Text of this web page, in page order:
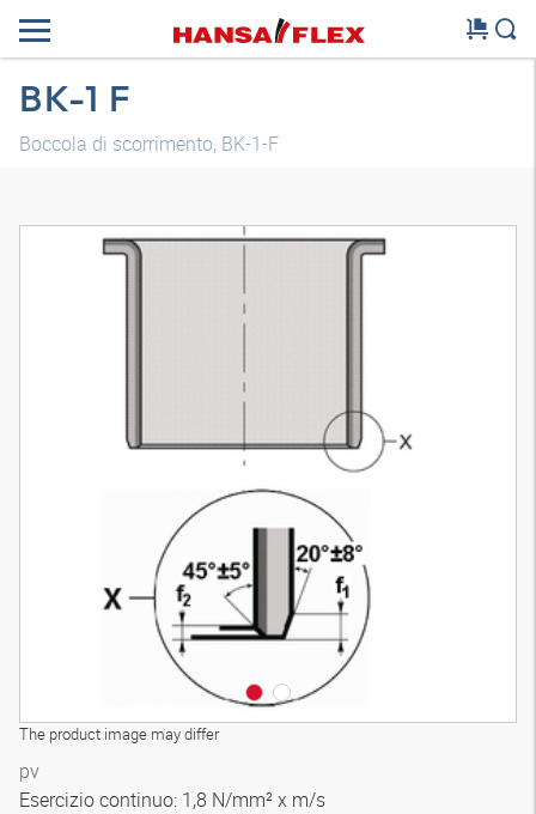
BK-1 F
Boccola di scorrimento, BK-1-F
The product image may differ
pv
Esercizio continuo: 1,8 N/mm² x m/s